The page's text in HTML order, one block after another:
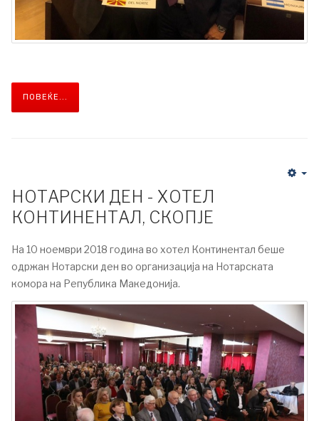
ПОВЕЌЕ...
НОТАРСКИ ДЕН - ХОТЕЛ
КОНТИНЕНТАЛ, СКОПЈЕ
На 10 ноември 2018 година во хотел Континентал беше
одржан Нотарски ден во организација на Нотарската
комора на Република Македонија.